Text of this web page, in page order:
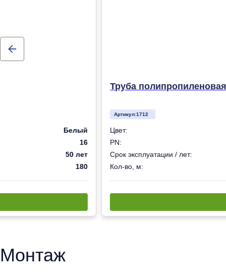
Серый
16
50 лет
180
Труба
Артикул:2721
Цвет:
PN:
Срок эксплуатации / лет:
Кол-во, м:
Монтаж